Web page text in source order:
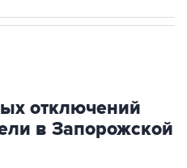
отключений
в Запорожской
- Графики